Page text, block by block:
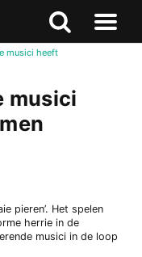
Zoeken
Naar
musici heeft
musici
pieren’. Het spelen
herrie in de
musici in de loop
Zoeken